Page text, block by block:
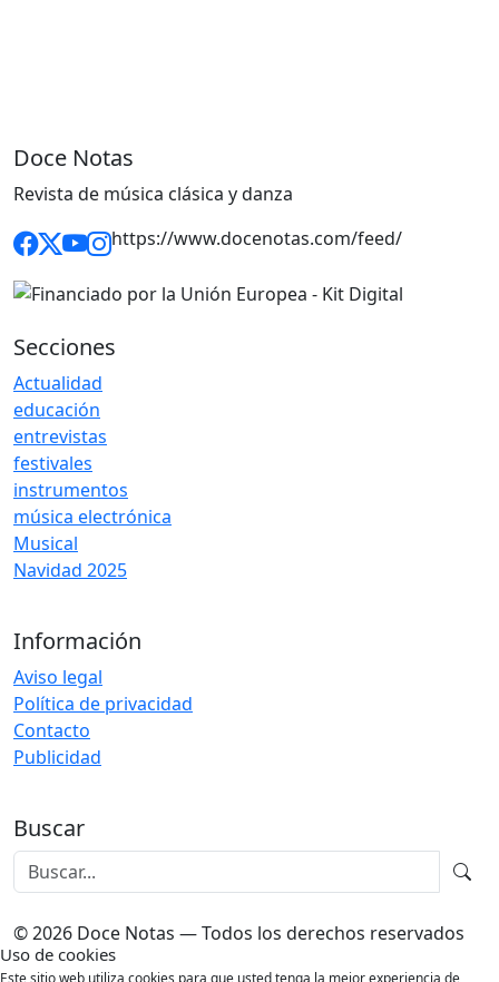
Doce Notas
Revista de música clásica y danza
https://www.docenotas.com/feed/
Secciones
Actualidad
educación
entrevistas
festivales
instrumentos
música electrónica
Musical
Navidad 2025
Información
Aviso legal
Política de privacidad
Contacto
Publicidad
Buscar
© 2026 Doce Notas — Todos los derechos reservados
Uso de cookies